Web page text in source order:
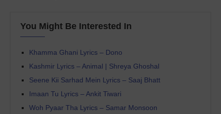
You Might Be Interested In
Khamma Ghani Lyrics – Dono
Kashmir Lyrics – Animal | Shreya Ghoshal
Seene Kii Sarhad Mein Lyrics – Saaj Bhatt
Imaan Tu Lyrics – Ankit Tiwari
Woh Pyaar Tha Lyrics – Samar Monsoon